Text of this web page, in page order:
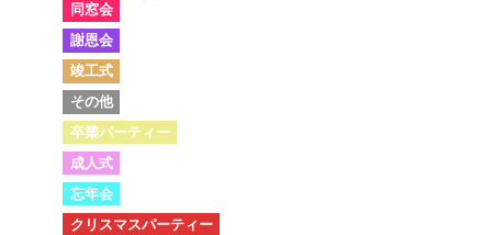
同窓会
謝恩会
竣工式
その他
卒業パーティー
成人式
忘年会
クリスマスパーティー